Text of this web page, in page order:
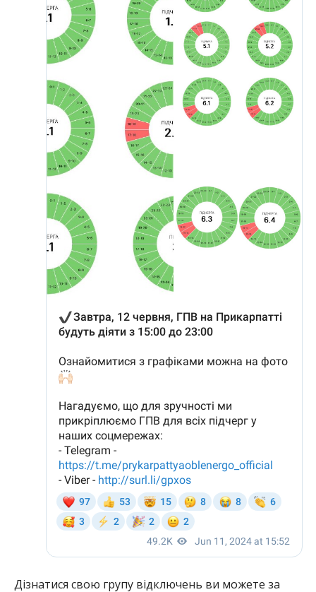
Дізнатися свою групу відключень ви можете за